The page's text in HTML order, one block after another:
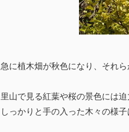
急に植木畑が秋色になり、それ
里山で見る紅葉や桜の景色には
しっかりと手の入った木々の様